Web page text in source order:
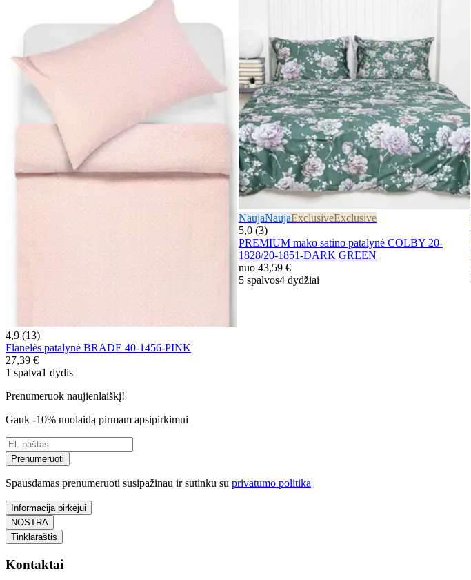
4,9 (13)
Flanelės patalynė BRADE 40-1456-PINK
27,39 €
1 spalva1 dydis
NaujaNaujaExclusiveExclusive
5,0 (3)
PREMIUM mako satino patalynė COLBY 20-
1828/20-1851-DARK GREEN
nuo 43,59 €
5 spalvos4 dydžiai
Prenumeruok naujienlaiškį!
Gauk -10% nuolaidą pirmam apsipirkimui
Prenumeruoti
Spausdamas prenumeruoti susipažinau ir sutinku su privatumo politika
Informacija pirkėjui
NOSTRA
Tinklaraštis
Kontaktai